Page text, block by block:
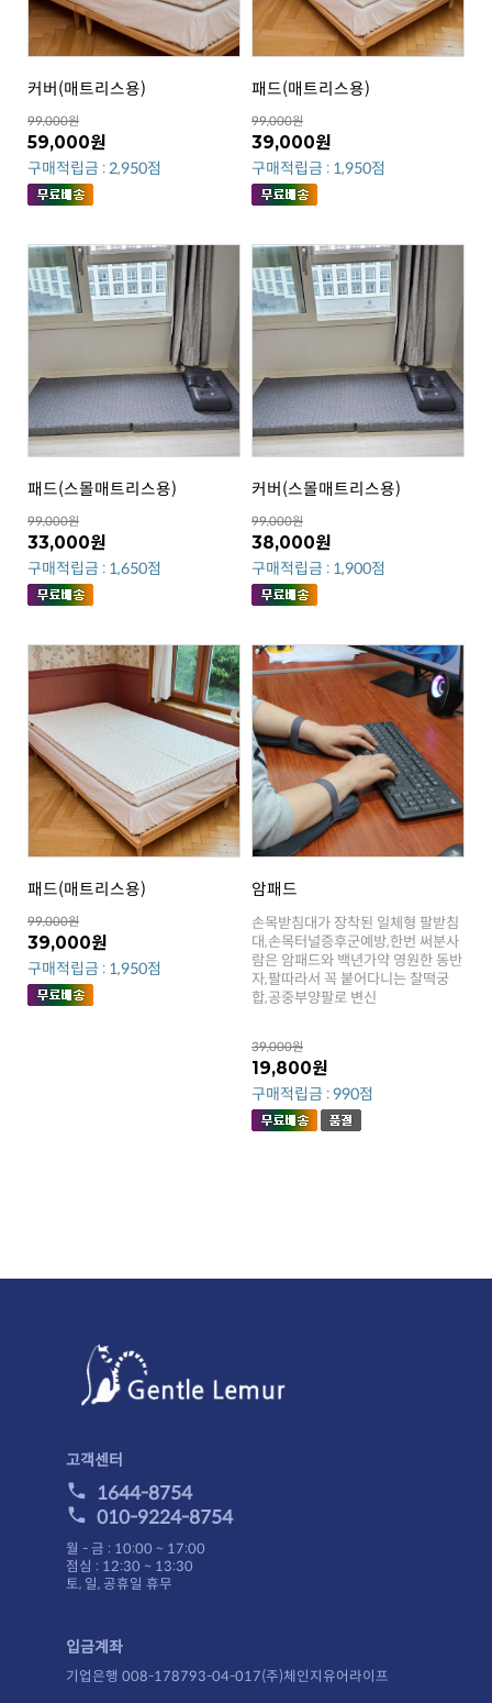
커버(매트리스용)
99,000원
59,000원
구매적립금 : 2,950점
패드(매트리스용)
99,000원
39,000원
구매적립금 : 1,950점
패드(스몰매트리스용)
99,000원
33,000원
구매적립금 : 1,650점
커버(스몰매트리스용)
99,000원
38,000원
구매적립금 : 1,900점
패드(매트리스용)
99,000원
39,000원
구매적립금 : 1,950점
암패드
합,공중부양팔로 변신
39,000원
19,800원
구매적립금 : 990점
고객센터
1644-8754
010-9224-8754
월 - 금 : 10:00 ~ 17:00
점심 : 12:30 ~ 13:30
토, 일, 공휴일 휴무
입금계좌
기업은행 008-178793-04-017(주)체인지유어라이프